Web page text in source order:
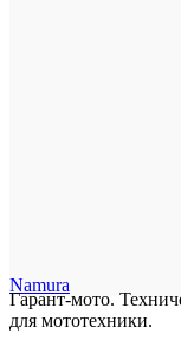
Namura
Гарант-мото.
для мототехники.